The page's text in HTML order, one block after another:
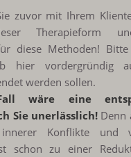
zuvor mit Ihrem
Therapieform
diese Methoden!
hier vordergründig
werden sollen.
wäre eine
Sie unerlässlich! Denn
Konflikte und
schon zu einer